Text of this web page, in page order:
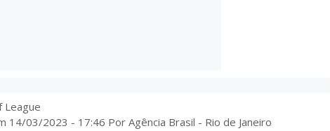
League
14/03/2023 - 17:46 Por Agência Brasil - Rio de Janeiro